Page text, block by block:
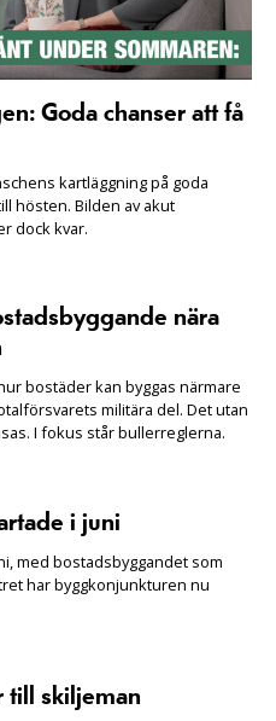
Goda chanser att få
kartläggning på goda
hösten. Bilden av akut
dock kvar.
nära
bostäder kan byggas närmare
militära del. Det utan
I fokus står bullerreglerna.
i juni
med bostadsbyggandet som
har byggkonjunkturen nu
till skiljeman